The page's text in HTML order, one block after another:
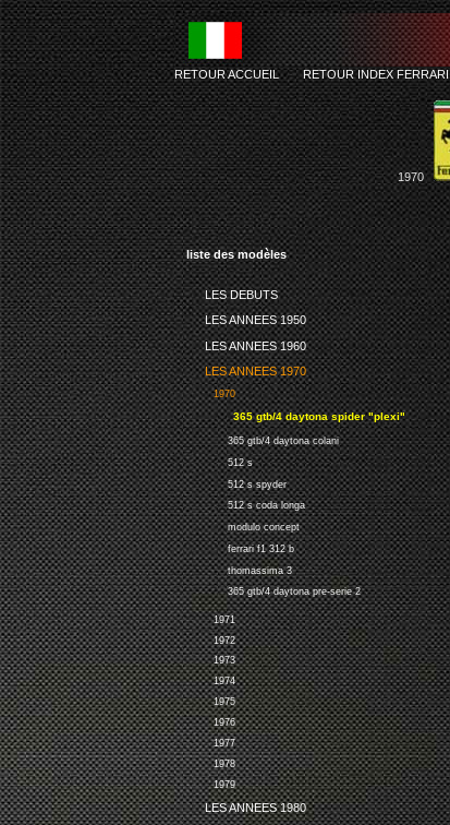
liste des modèles
LES DEBUTS
LES ANNEES 1950
LES ANNEES 1960
LES ANNEES 1970
1970
365 gtb/4 daytona spider "plexi"
365 gtb/4 daytona colani
512 s
512 s spyder
512 s coda longa
modulo concept
ferrari f1 312 b
thomassima 3
365 gtb/4 daytona pre-serie 2
1971
1972
1973
1974
1975
1976
1977
1978
1979
LES ANNEES 1980
RETOUR ACCUEIL-RETOUR INDEX FERRARI
1970